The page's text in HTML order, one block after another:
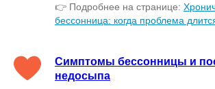
👉 Подробнее на странице:
бессонница: когда проблема
Симптомы бессонницы и
недосыпа